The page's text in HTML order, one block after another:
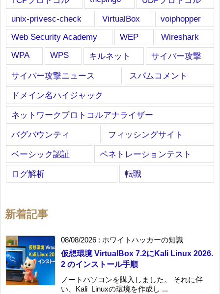
unix-privesc-check
VirtualBox
voiphopper
Web Security Academy
WEP
Wireshark
WPA
WPS キルネット
サイバー攻撃
サイバー攻撃ニュース
スパムコメント
ドメイン名ハイジャック
ネットワークプロトコルアナライザー
バグバウンティ
フィッシングサイト
ベーシック認証
ペネトレーションテスト
ログ解析
転職
新着記事
08/08/2026 : ホワイトハッカーの知識
仮想環境 VirtualBox 7.2にKali Linux 2026.
2 のインストール手順
ノートパソコンを購入しました。 それに伴
い、Kali Linuxの環境を作成し ...